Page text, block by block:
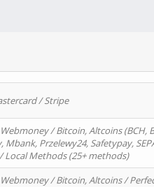
/ Stripe
/ Bitcoin, Altcoins (BCH,
Mbank, Przelewy24, Safetypay,
Local Methods (25+ methods)
/ Bitcoin, Altcoins /